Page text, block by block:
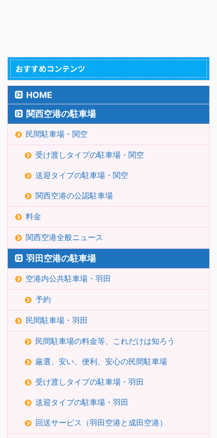
おすすめコンテンツ
HOME
関西空港の駐車場
民間駐車場・関空
受け渡しタイプの駐車場・関空
送迎タイプの駐車場・関空
関西空港の公認駐車場
料金
関西空港全般ニュース
羽田空港の駐車場
空港内公共駐車場・羽田
予約
民間駐車場・羽田
民間駐車場の料金等、これだけは知ろう
厳選、安い、便利、安心の民間駐車場
受け渡しタイプの駐車場・羽田
送迎タイプの駐車場・羽田
回送サービス（羽田空港と成田空港）